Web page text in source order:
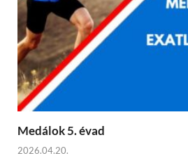
Medálok 5. évad
2026.04.20.